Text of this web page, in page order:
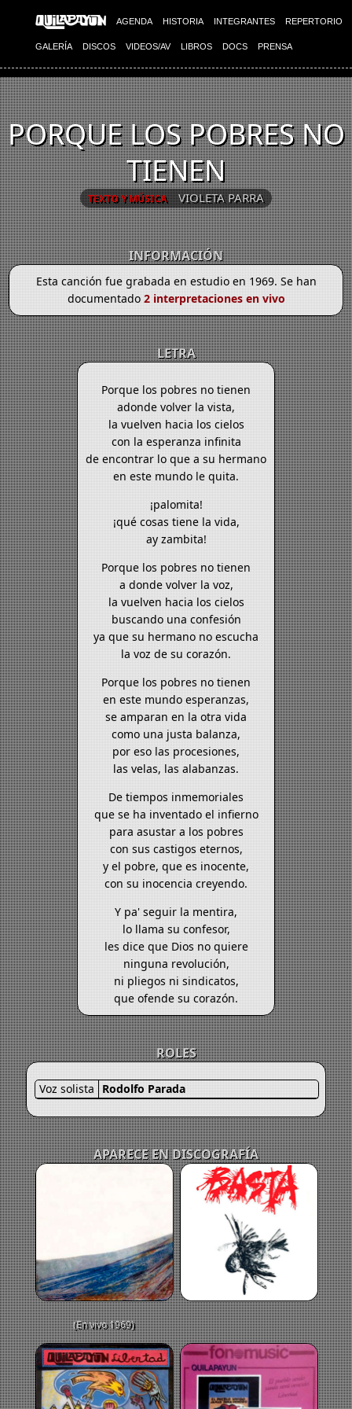
AGENDA HISTORIA INTEGRANTES REPERTORIO
GALERÍA DISCOS VIDEOS/AV LIBROS DOCS PRENSA
PORQUE LOS POBRES NO
TIENEN
TEXTO Y MÚSICA VIOLETA PARRA
INFORMACIÓN
Esta canción fue grabada en estudio en 1969. Se han
documentado2 interpretaciones en vivo
LETRA
Porque los pobres no tienen
adonde volver la vista,
la vuelven hacia los cielos
con la esperanza infinita
de encontrar lo que a su hermano
en este mundo le quita.
¡palomita!
¡qué cosas tiene la vida,
ay zambita!
Porque los pobres no tienen
a donde volver la voz,
la vuelven hacia los cielos
buscando una confesión
ya que su hermano no escucha
la voz de su corazón.
Porque los pobres no tienen
en este mundo esperanzas,
se amparan en la otra vida
como una justa balanza,
por eso las procesiones,
las velas, las alabanzas.
De tiempos inmemoriales
que se ha inventado el infierno
para asustar a los pobres
con sus castigos eternos,
y el pobre, que es inocente,
con su inocencia creyendo.
Y pa' seguir la mentira,
lo llama su confesor,
les dice que Dios no quiere
ninguna revolución,
ni pliegos ni sindicatos,
que ofende su corazón.
ROLES
Voz solista Rodolfo Parada
APARECE EN DISCOGRAFÍA
(En vivo 1969)